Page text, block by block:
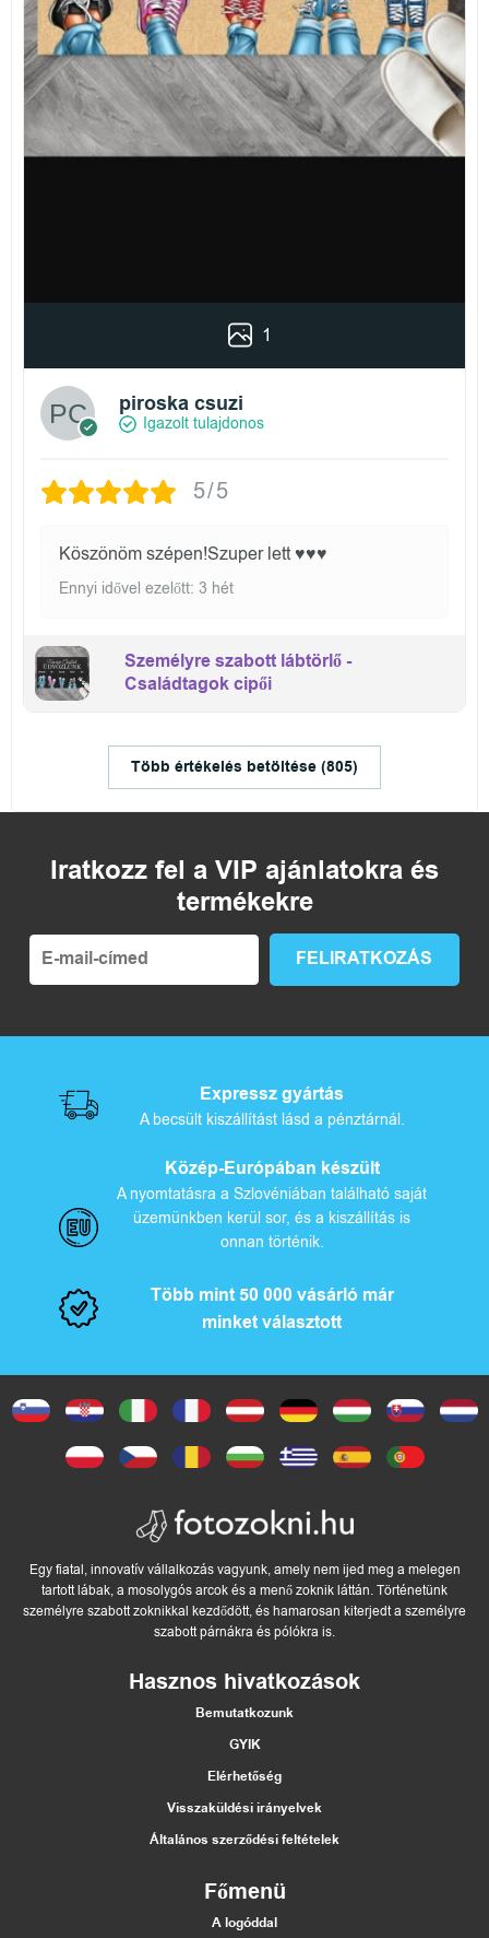
1
piroska csuzi
Igazolt tulajdonos
5/5
Köszönöm szépen!Szuper lett ♥️♥️♥️
Ennyi idővel ezelőtt: 3 hét
Személyre szabott lábtörlő -
Családtagok cipői
Több értékelés betöltése (805)
Iratkozz fel a VIP ajánlatokra és
termékekre
Expressz gyártás
A becsült kiszállítást lásd a pénztárnál.
Közép-Európában készült
A nyomtatásra a Szlovéniában található saját
üzemünkben kerül sor, és a kiszállítás is
onnan történik.
Több mint 50 000 vásárló már
minket választott
Egy fiatal, innovatív vállalkozás vagyunk, amely nem ijed meg a melegen
tartott lábak, a mosolygós arcok és a menő zoknik láttán. Történetünk
személyre szabott zoknikkal kezdődött, és hamarosan kiterjedt a személyre
szabott párnákra és pólókra is.
Hasznos hivatkozások
Bemutatkozunk
GYIK
Elérhetőség
Visszaküldési irányelvek
Általános szerződési feltételek
Főmenü
A logóddal